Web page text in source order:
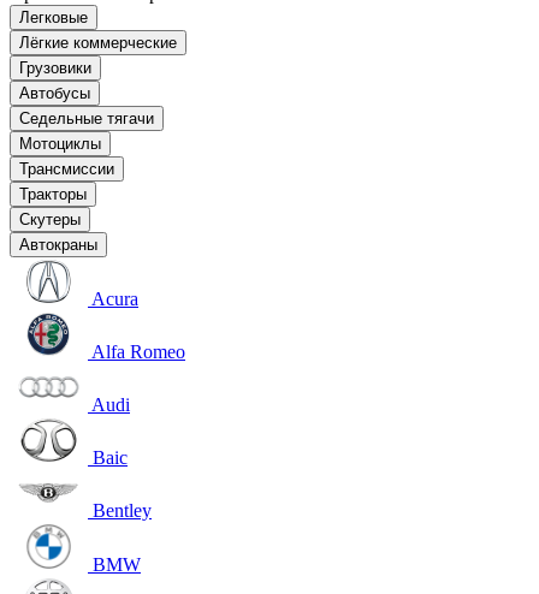
Легковые
Лёгкие коммерческие
Грузовики
Автобусы
Седельные тягачи
Мотоциклы
Трансмиссии
Тракторы
Скутеры
Автокраны
Acura
Alfa Romeo
Audi
Baic
Bentley
BMW